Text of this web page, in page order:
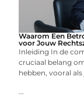
Waarom Een
voor Jouw
Inleiding In de
cruciaal belang
hebben, vooral als
...